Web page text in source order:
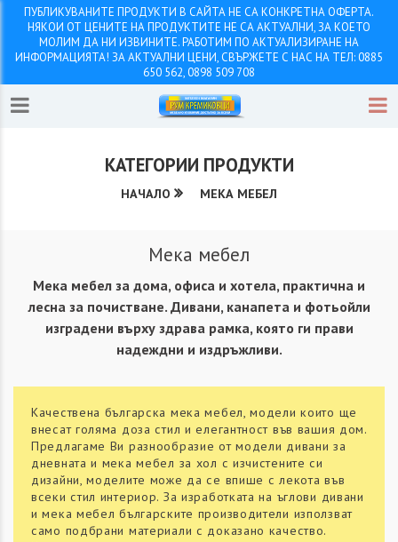
ПУБЛИКУВАНИТЕ ПРОДУКТИ В САЙТА НЕ СА КОНКРЕТНА ОФЕРТА.
НЯКОИ ОТ ЦЕНИТЕ НА ПРОДУКТИТЕ НЕ СА АКТУАЛНИ, ЗА КОЕТО
МОЛИМ ДА НИ ИЗВИНИТЕ. РАБОТИМ ПО АКТУАЛИЗИРАНЕ НА
ИНФОРМАЦИЯТА! ЗА АКТУАЛНИ ЦЕНИ, СВЪРЖЕТЕ С НАС НА ТЕЛ: 0885
650 562, 0898 509 708
КАТЕГОРИИ ПРОДУКТИ
НАЧАЛО МЕКА МЕБЕЛ
Мека мебел
Мека мебел за дома, офиса и хотела, практична и
лесна за почистване. Дивани, канапета и фотьойли
изградени върху здрава рамка, която ги прави
надеждни и издръжливи.
Качествена българска мека мебел, модели които ще
внесат голяма доза стил и елегантност във вашия дом.
Предлагаме Ви разнообразие от модели дивани за
дневната и мека мебел за хол с изчистените си
дизайни, моделите може да се впише с лекота във
всеки стил интериор. За изработката на ъглови дивани
и мека мебел българските производители използват
само подбрани материали с доказано качество.